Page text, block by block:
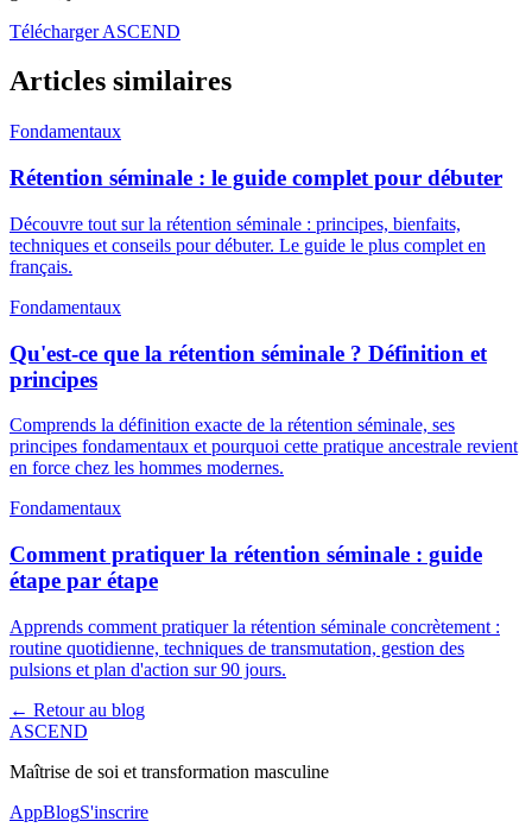
Télécharger ASCEND
Articles similaires
Fondamentaux
Rétention séminale : le guide complet pour débuter
Découvre tout sur la rétention séminale : principes, bienfaits,
techniques et conseils pour débuter. Le guide le plus complet en
français.
Fondamentaux
Qu'est-ce que la rétention séminale ? Définition et
principes
Comprends la définition exacte de la rétention séminale, ses
principes fondamentaux et pourquoi cette pratique ancestrale revient
en force chez les hommes modernes.
Fondamentaux
Comment pratiquer la rétention séminale : guide
étape par étape
Apprends comment pratiquer la rétention séminale concrètement :
routine quotidienne, techniques de transmutation, gestion des
pulsions et plan d'action sur 90 jours.
← Retour au blog
ASCEND
Maîtrise de soi et transformation masculine
AppBlogS'inscrire